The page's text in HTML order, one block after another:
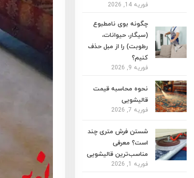
فوریه 14, 2026
چگونه بوی نامطبوع
(سیگار، حیوانات،
رطوبت) را از مبل حذف
کنیم؟
فوریه 9, 2026
نحوه محاسبه قیمت
قالیشویی
فوریه 7, 2026
شستن فرش متری چند
است؟ معرفی
مناسب‌ترین قالیشویی
فوریه 1, 2026